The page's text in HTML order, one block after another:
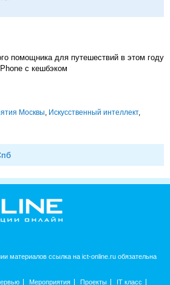
помощника для путешествий в этом году
с кешбэком
Москвы Искусственный интеллект,
материалов ссылка на ict-online.ru обязательна
Мероприятия Проекты IT класс